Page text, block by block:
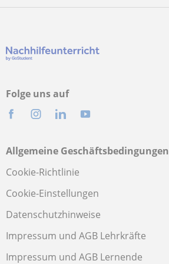
Folge uns auf
Allgemeine Geschäftsbedingungen
Cookie-Richtlinie
Cookie-Einstellungen
Datenschutzhinweise
Impressum und AGB Lehrkräfte
Impressum und AGB Lernende